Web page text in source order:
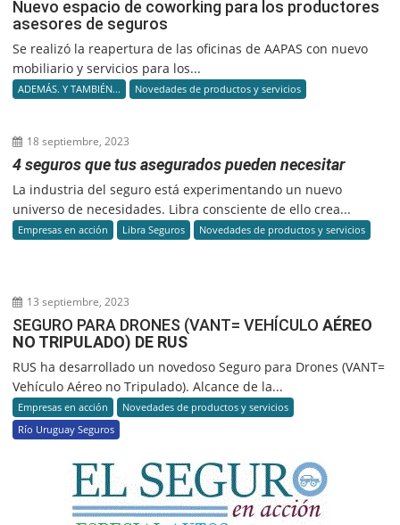
Nuevo espacio de coworking para los productores
asesores de seguros
Se realizó la reapertura de las oficinas de AAPAS con nuevo
mobiliario y servicios para los...
ADEMÁS. Y TAMBIÉN... Novedades de productos y servicios
18 septiembre, 2023
4 seguros que tus asegurados pueden necesitar
La industria del seguro está experimentando un nuevo
universo de necesidades. Libra consciente de ello crea...
Empresas en acción Libra Seguros Novedades de productos y servicios
13 septiembre, 2023
SEGURO PARA DRONES (VANT= VEHÍCULOAÉREO
NO TRIPULADO) DE RUS
RUS ha desarrollado un novedoso Seguro para Drones (VANT=
Vehículo Aéreo no Tripulado). Alcance de la...
Empresas en acción
Novedades de productos y servicios
Río Uruguay Seguros